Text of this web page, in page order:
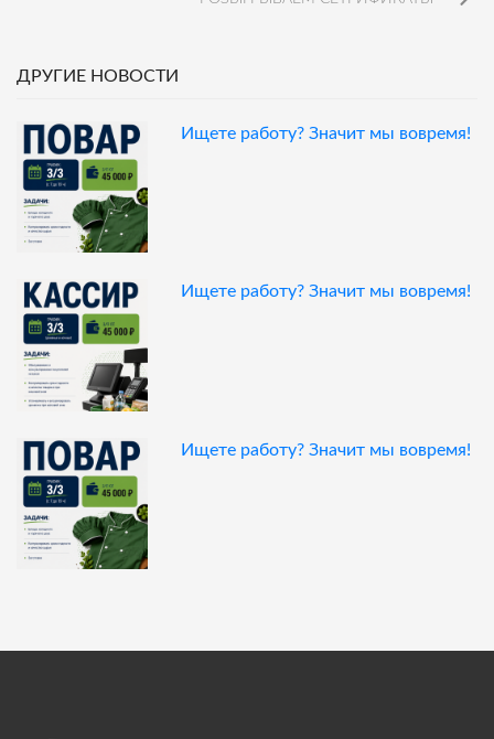
ДРУГИЕ НОВОСТИ
Ищете работу? Значит мы вовремя!
Ищете работу? Значит мы вовремя!
Ищете работу? Значит мы вовремя!